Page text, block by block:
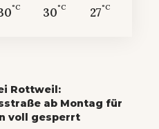
°C 30°C 27°C
Rottweil:
ab Montag für
voll gesperrt